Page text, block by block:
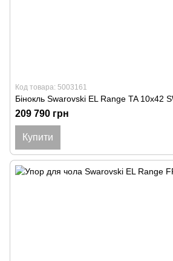
Код товара: 5003161
Бінокль Swarovski EL Range TA 10x42
209 790 грн
Купити